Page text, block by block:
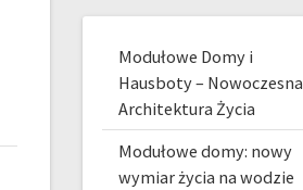
Modułowe Domy i
Hausboty – Nowoczesna
Architektura Życia
Modułowe domy: nowy
wymiar życia na wodzie